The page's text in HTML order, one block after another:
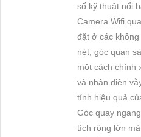
số kỹ thuật nổi
Camera Wifi
đặt ở các
nét, góc quan
một cách chính
và nhận diện
tính hiệu quả
Góc quay
tích rộng lớn